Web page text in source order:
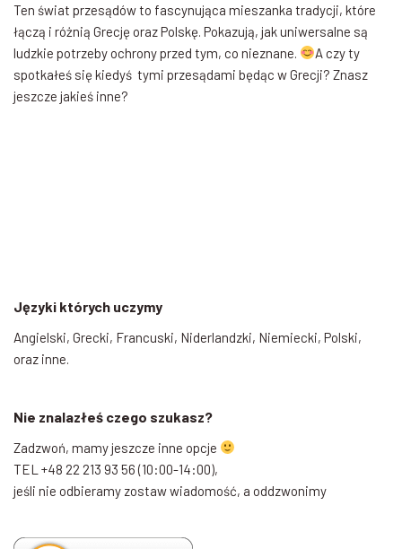
Ten świat przesądów to fascynująca mieszanka tradycji, które
łączą i różnią Grecję oraz Polskę. Pokazują, jak uniwersalne są
ludzkie potrzeby ochrony przed tym, co nieznane.
A czy ty
spotkałeś się kiedyś tymi przesądami będąc w Grecji? Znasz
jeszcze jakieś inne?
Języki których uczymy
Angielski, Grecki, Francuski, Niderlandzki, Niemiecki, Polski,
oraz inne.
Nie znalazłeś czego szukasz?
Zadzwoń, mamy jeszcze inne opcje
TEL +48 22 213 93 56 (10:00-14:00),
jeśli nie odbieramy zostaw wiadomość, a oddzwonimy